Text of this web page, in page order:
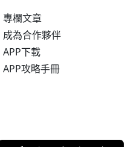
專欄文章
成為合作夥伴
APP下載
APP攻略手冊